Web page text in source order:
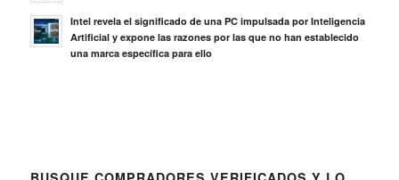
Intel revela el significado de una PC impulsada por Inteligencia
Artificial y expone las razones por las que no han establecido
una marca específica para ello